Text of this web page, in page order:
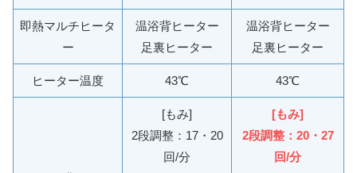
即熱マルチヒータ
ー
温浴背ヒーター
足裏ヒーター
温浴背ヒーター
足裏ヒーター
ヒーター温度 43℃ 43℃
[もみ]
2段調整：17・20
回/分
[もみ]
2段調整：20・27
回/分